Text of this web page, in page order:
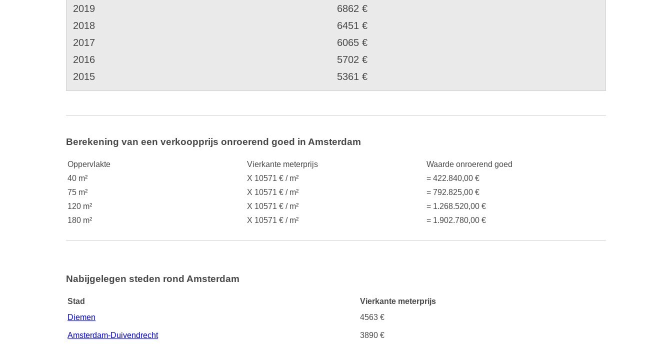
2019
6862 €
2018
6451 €
2017
6065 €
2016
5702 €
2015
5361 €
Berekening van een verkoopprijs onroerend goed in Amsterdam
Oppervlakte Vierkante meterprijs
Waarde onroerend goed
40 m²
X 10571 € / m²
= 422.840,00 €
75 m²
X 10571 € / m²
= 792.825,00 €
120 m²
X 10571 € / m²
= 1.268.520,00 €
180 m²
X 10571 € / m² = 1.902.780,00 €
Nabijgelegen steden rond Amsterdam
Stad
Vierkante meterprijs
Diemen
4563 €
Amsterdam-Duivendrecht 3890 €